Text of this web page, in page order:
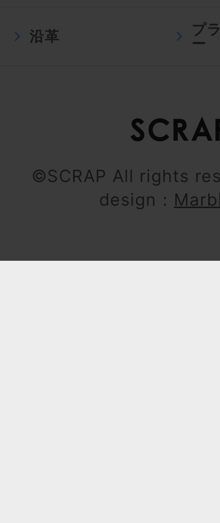
沿革
プ
ー
©SCRAP All rights
design：